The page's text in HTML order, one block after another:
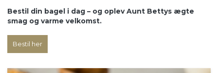
Bestil din bagel i dag – og oplev Aunt Bettys ægte
smag og varme velkomst.
Bestil her